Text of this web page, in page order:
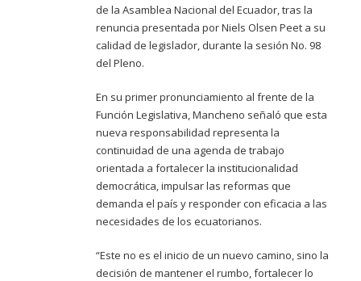
de la Asamblea Nacional del Ecuador, tras la
renuncia presentada por Niels Olsen Peet a su
calidad de legislador, durante la sesión No. 98
del Pleno.
En su primer pronunciamiento al frente de la
Función Legislativa, Mancheno señaló que esta
nueva responsabilidad representa la
continuidad de una agenda de trabajo
orientada a fortalecer la institucionalidad
democrática, impulsar las reformas que
demanda el país y responder con eficacia a las
necesidades de los ecuatorianos.
“Este no es el inicio de un nuevo camino, sino la
decisión de mantener el rumbo, fortalecer lo